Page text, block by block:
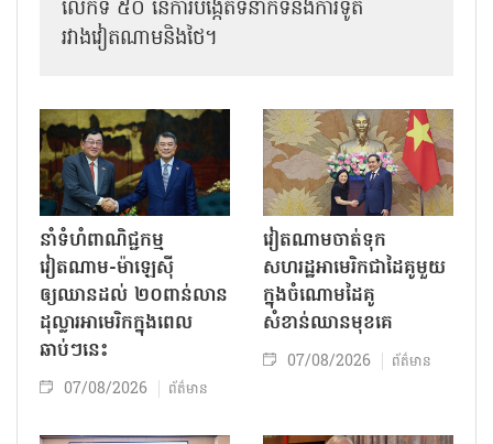
លើកទី ៥០ នៃការបង្កើតទំនាក់ទំនងការទូត
រវាងវៀតណាមនិងថៃ។
នាំទំហំពាណិជ្ជកម្ម
វៀតណាម-ម៉ាឡេស៊ី
ឲ្យឈានដល់ ២០ពាន់លាន
ដុល្លារអាមេរិកក្នុងពេល
ឆាប់ៗនេះ
07/08/2026 ព័ត៌មាន
វៀតណាមចាត់ទុក
សហរដ្ឋអាមេរិកជាដៃគូមួយ
ក្នុងចំណោមដៃគូ
សំខាន់ឈានមុខគេ
07/08/2026 ព័ត៌មាន